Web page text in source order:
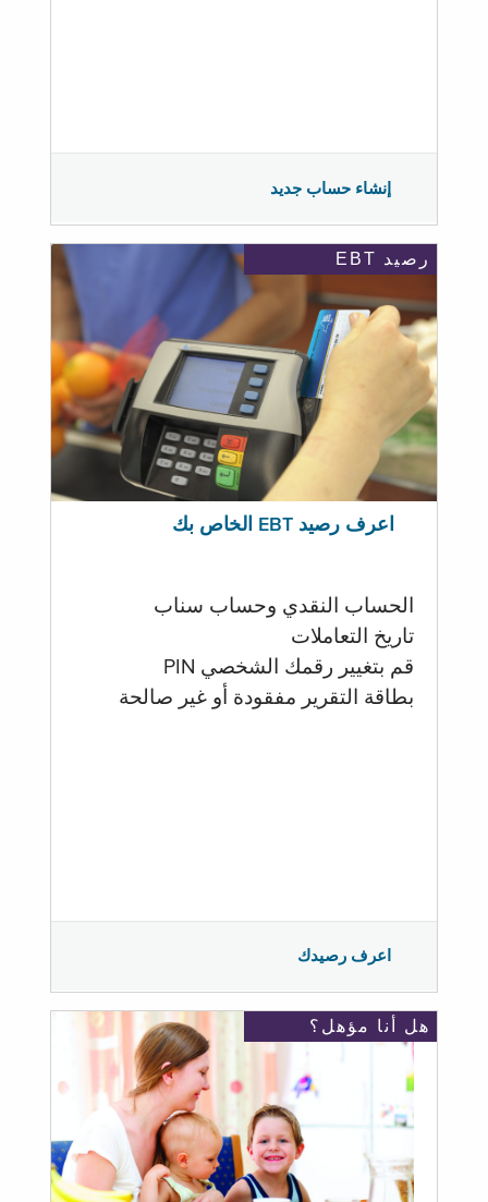
إنشاء حساب جديد
رصيد EBT
اعرف رصيد EBT الخاص بك
الحساب النقدي وحساب سناب
تاريخ التعاملات
قم بتغيير رقمك الشخصي PIN
بطاقة التقرير مفقودة أو غير صالحة
اعرف رصيدك
هل أنا مؤهل؟